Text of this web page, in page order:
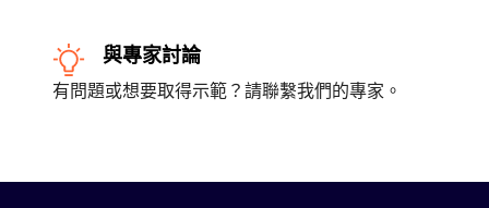
與專家討論
有問題或想要取得示範？請聯繫我們的專家。